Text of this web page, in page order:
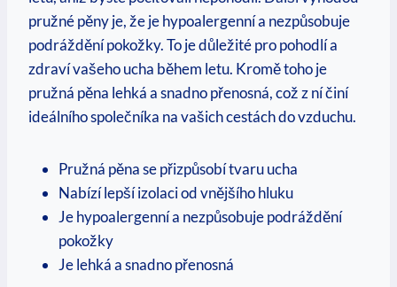
pružné pěny je, že je hypoalergenní a nezpůsobuje
podráždění pokožky. To je důležité pro pohodlí a
zdraví vašeho ucha během letu. Kromě toho je
pružná pěna lehká a snadno přenosná, což z ní činí
ideálního společníka na vašich cestách do vzduchu.
Pružná pěna se přizpůsobí tvaru ucha
Nabízí lepší izolaci od vnějšího hluku
Je hypoalergenní a nezpůsobuje podráždění
pokožky
Je lehká a snadno přenosná